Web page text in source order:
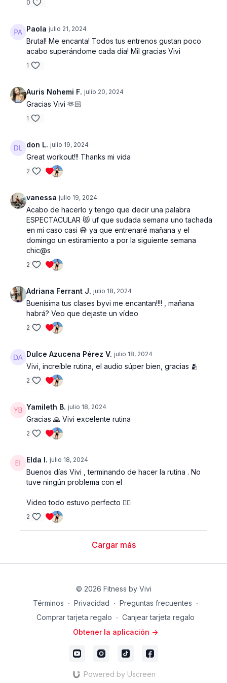
0
Paola julio 21, 2024
Brutal! Me encanta! Todos tus entrenos gustan poco
acabo superándome cada día! Mil gracias Vivi
1
Auris Nohemi F. julio 20, 2024
Gracias Vivi 🫶🏻
1
don L. julio 19, 2024
Great workout!!! Thanks mi vida
2
vanessa julio 19, 2024
Acabo de hacerlo y tengo que decir una palabra
ESPECTACULAR 😻 uf que sudada semana uno tachada
en mi caso casi 😅 ya que entrenaré mañana y el
domingo un estiramiento a por la siguiente semana
chic@s
2
Adriana Ferrant J. julio 18, 2024
Buenísima tus clases byvi me encantan!!!! , mañana
habrá? Veo que dejaste un vídeo
2
Dulce Azucena Pérez V. julio 18, 2024
Vivi, increíble rutina, el audio súper bien, gracias 🫂
2
Yamileth B. julio 18, 2024
Gracias 🙏 Vivi excelente rutina
2
Elda I. julio 18, 2024
Buenos días Vivi , terminando de hacer la rutina . No
tuve ningún problema con el
Video todo estuvo perfecto 👌🏻
2
Cargar más
© 2026 Fitness by Vivi
Términos ∙ Privacidad ∙ Preguntas frecuentes ∙
Comprar tarjeta regalo ∙ Canjear tarjeta regalo
Obtener la aplicación ->
Powered by Uscreen